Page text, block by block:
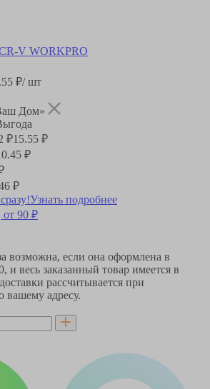
₽/ шт
Дом»
₽15.55 ₽
₽
₽
Узнать подробнее
от 90 ₽
возможна, если она оформлена в
, и весь заказанный товар имеется в
рассчитывается при
вашему адресу.